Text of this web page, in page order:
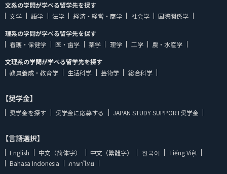
文系の学問が学べる留学先を探す
文学
語学 法学 経済・経営・商学 社会学
国際関係学
理系の学問が学べる留学先を探す
看護・保健学
医・歯学 薬学 理学 工学
農・水産学
文理系の学問が学べる留学先を探す
教員養成・教育学
生活科学 芸術学 総合科学
【奨学金】
奨学金を探す 奨学金に応募する JAPAN STUDY SUPPORT奨学金
【言語選択】
English 中文（简体字） 中文（繁體字） 한국어
Tiếng Việt
Bahasa Indonesia
ภาษาไทย